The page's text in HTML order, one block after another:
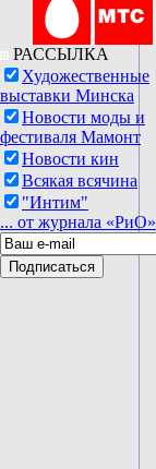
РАССЫЛКА
Художественные
выставки Минска
Новости моды и
фестиваля Мамонт
Новости кин
Всякая всячина
"Интим"
... от журнала «РиО»